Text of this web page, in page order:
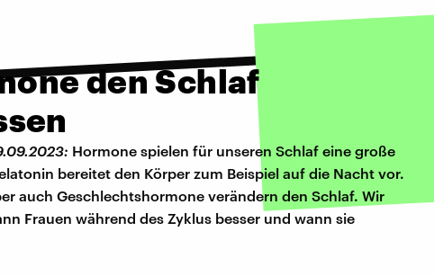
den Schlaf
Hormone spielen für unseren Schlaf eine große
bereitet den Körper zum Beispiel auf die Nacht vor.
auch Geschlechtshormone verändern den Schlaf. Wir
Frauen während des Zyklus besser und wann sie